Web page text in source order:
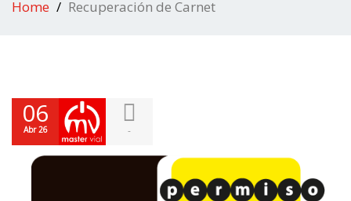
Home Recuperación de Carnet
06
Abr 26 -